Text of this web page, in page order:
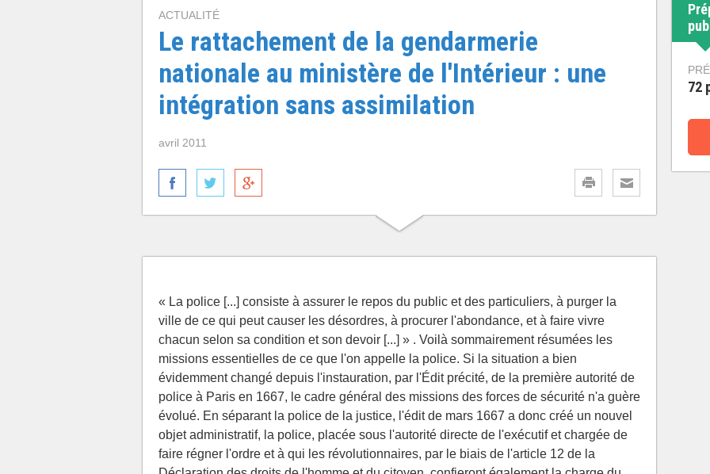
ACTUALITÉ
Le rattachement de la gendarmerie
nationale au ministère de l'Intérieur : une
intégration sans assimilation
avril 2011
« La police [...] consiste à assurer le repos du public et des particuliers, à purger la
ville de ce qui peut causer les désordres, à procurer l'abondance, et à faire vivre
chacun selon sa condition et son devoir [...] » . Voilà sommairement résumées les
missions essentielles de ce que l'on appelle la police. Si la situation a bien
évidemment changé depuis l'instauration, par l'Édit précité, de la première autorité de
police à Paris en 1667, le cadre général des missions des forces de sécurité n'a guère
évolué. En séparant la police de la justice, l'édit de mars 1667 a donc créé un nouvel
objet administratif, la police, placée sous l'autorité directe de l'exécutif et chargée de
faire régner l'ordre et à qui les révolutionnaires, par le biais de l'article 12 de la
72